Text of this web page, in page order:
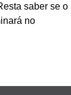
saber se o
no